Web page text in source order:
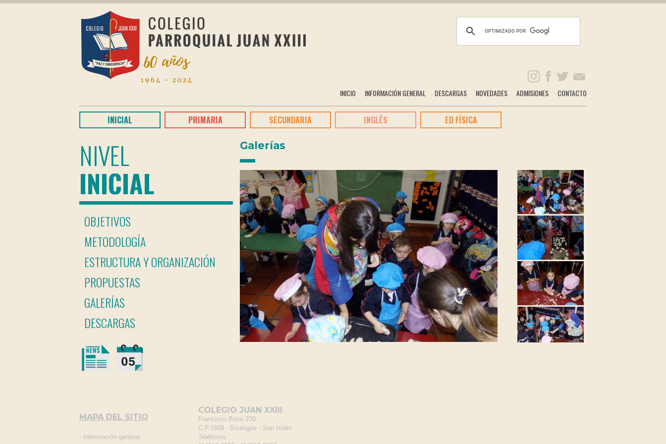
INICIO INFORMACIÓN GENERAL DESCARGAS NOVEDADES ADMISIONES CONTACTO
INICIAL PRIMARIA SECUNDARIA INGLÉS ED FÍSICA
NIVEL
INICIAL
OBJETIVOS
METODOLOGÍA
ESTRUCTURA Y ORGANIZACIÓN
PROPUESTAS
GALERÍAS
DESCARGAS
Galerías
MAPA DEL SITIO
- Información general
COLEGIO JUAN XXIII
Francisco Beiro 230
C.P.1609 - Boulogne - San Isidro
Teléfonos :